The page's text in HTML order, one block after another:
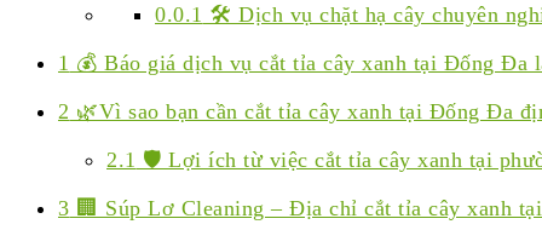
0.0.1 🛠️ Dịch vụ chặt hạ cây chuyên
1 💰 Báo giá dịch vụ cắt tỉa cây xanh tại Đống Đa
2 🌿Vì sao bạn cần cắt tỉa cây xanh tại Đống Đa
2.1 🛡️ Lợi ích từ việc cắt tỉa cây xanh tại
3 🏢 Súp Lơ Cleaning – Địa chỉ cắt tỉa cây xanh